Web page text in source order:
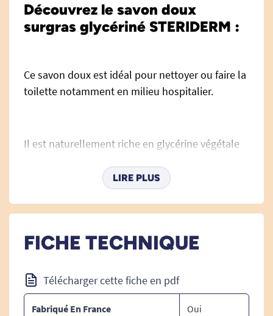
Découvrez le savon doux
surgras glycériné STERIDERM :
Ce savon doux est idéal pour nettoyer ou faire la
toilette notamment en milieu hospitalier.
Il est naturellement riche en glycérine végétale
Le savon sera particulièrement appréciés des
nettoyages répétés.
Sa formule hypoallergénique respectera la
LIRE PLUS
FICHE TECHNIQUE
Télécharger cette fiche en pdf
Fabriqué En France Oui